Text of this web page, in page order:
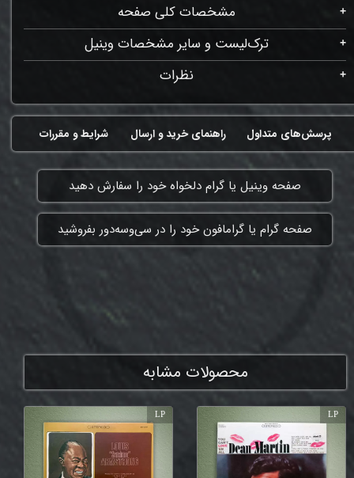
مشخصات کلی صفحه
ترک‌لیست و سایر مشخصات وینیل
نظرات
شرایط و مقررات راهنمای خرید و ارسال پرسش‌های متداول
​صفحه وینیل یا گرام دلخواه خود را سفارش دهید
​صفحه گرام یا گرامافون خود را در سی‌وسه‌دور بفروشید
محصولات مشابه
LP
LP